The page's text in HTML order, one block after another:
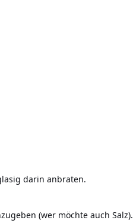
darin anbraten.
(wer möchte auch Salz).